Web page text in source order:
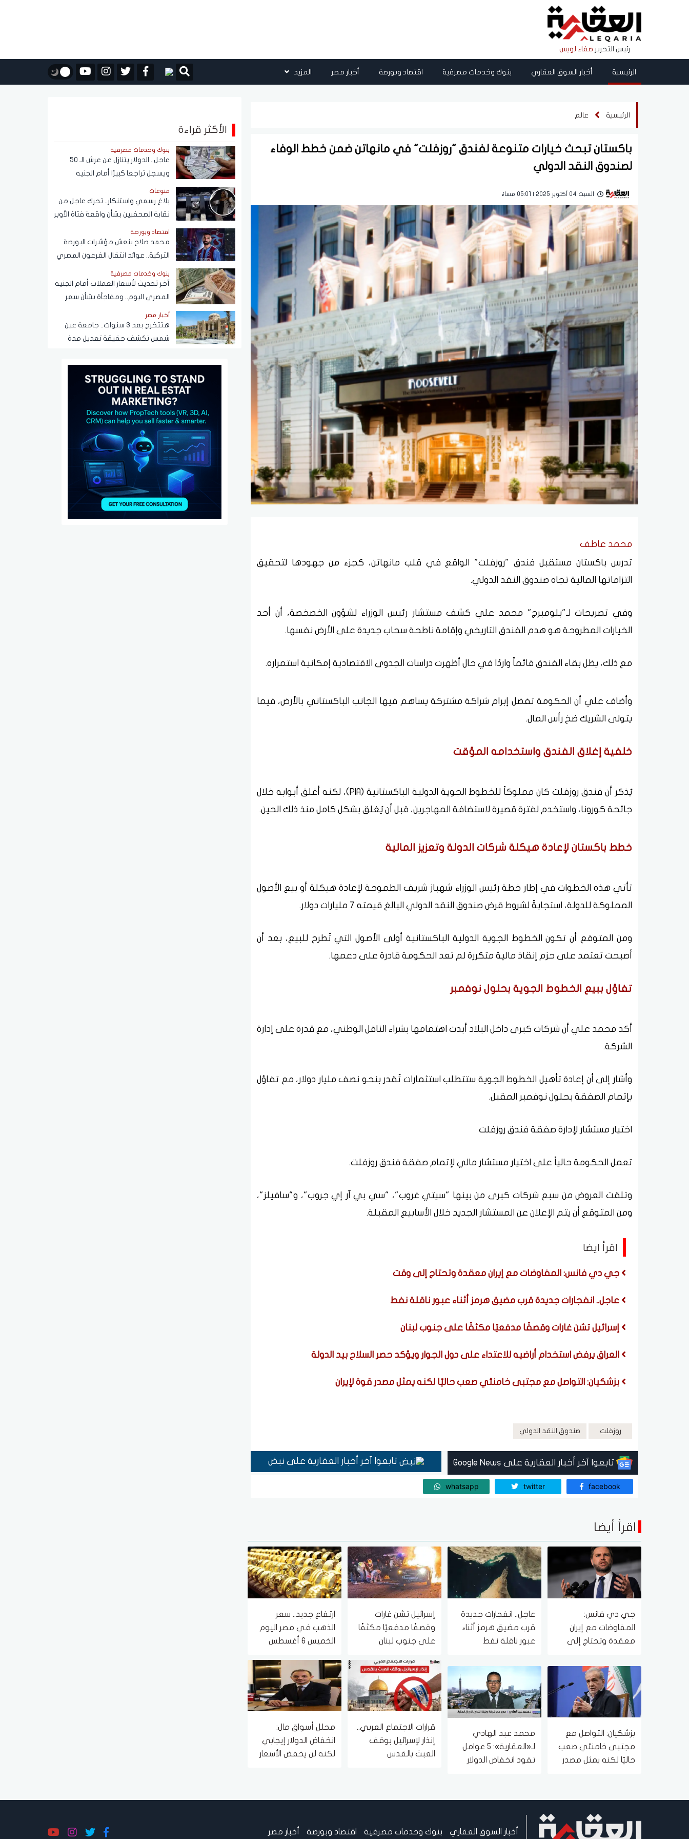
رئيس التحرير صفاء لويس
الرئيسية أخبار السوق العقاري بنوك وخدمات مصرفية اقتصاد وبورصة أخبار مصر المزيد
الرئيسية عالم
باكستان تبحث خيارات متنوعة لفندق "روزفلت" في مانهاتن ضمن خطط الوفاء
لصندوق النقد الدولي
السبت 04 أكتوبر 2025 | 05:01 مساءً
محمد عاطف
تدرس باكستان مستقبل فندق "روزفلت" الواقع في قلب مانهاتن، كجزء من جهودها لتحقيق
التزاماتها المالية تجاه صندوق النقد الدولي.
وفي تصريحات لـ"بلومبرج" محمد علي كشف مستشار رئيس الوزراء لشؤون الخصخصة، أن أحد
الخيارات المطروحة هو هدم الفندق التاريخي وإقامة ناطحة سحاب جديدة على الأرض نفسها.
مع ذلك، يظل بقاء الفندق قائماً واردًا في حال أظهرت دراسات الجدوى الاقتصادية إمكانية استمراره.
وأضاف علي أن الحكومة تفضل إبرام شراكة مشتركة يساهم فيها الجانب الباكستاني بالأرض، فيما
يتولى الشريك ضخ رأس المال.
خلفية إغلاق الفندق واستخدامه المؤقت
يُذكر أن فندق روزفلت كان مملوكاً للخطوط الجوية الدولية الباكستانية (PIA)، لكنه أغلق أبوابه خلال
جائحة كورونا، واستخدم لفترة قصيرة لاستضافة المهاجرين، قبل أن يُغلق بشكل كامل منذ ذلك الحين.
خطط باكستان لإعادة هيكلة شركات الدولة وتعزيز المالية
تأتي هذه الخطوات في إطار خطة رئيس الوزراء شهباز شريف الطموحة لإعادة هيكلة أو بيع الأصول
المملوكة للدولة، استجابةً لشروط قرض صندوق النقد الدولي البالغ قيمته 7 مليارات دولار.
ومن المتوقع أن تكون الخطوط الجوية الدولية الباكستانية أولى الأصول التي تُطرح للبيع، بعد أن
أصبحت تعتمد على حزم إنقاذ مالية متكررة لم تعد الحكومة قادرة على دعمها.
تفاؤل ببيع الخطوط الجوية بحلول نوفمبر
أكد محمد علي أن شركات كبرى داخل البلاد أبدت اهتمامها بشراء الناقل الوطني، مع قدرة على إدارة
الشركة.
وأشار إلى أن إعادة تأهيل الخطوط الجوية ستتطلب استثمارات تُقدر بنحو نصف مليار دولار، مع تفاؤل
بإتمام الصفقة بحلول نوفمبر المقبل.
اختيار مستشار لإدارة صفقة فندق روزفلت
تعمل الحكومة حالياً على اختيار مستشار مالي لإتمام صفقة فندق روزفلت.
وتلقت العروض من سبع شركات كبرى من بينها "سيتي غروب"، "سي بي آر إي جروب"، و"سافيلز"،
ومن المتوقع أن يتم الإعلان عن المستشار الجديد خلال الأسابيع المقبلة.
اقرأ ايضا
جي دي فانس: المفاوضات مع إيران معقدة وتحتاج إلى وقت
عاجل.. انفجارات جديدة قرب مضيق هرمز أثناء عبور ناقلة نفط
إسرائيل تشن غارات وقصفًا مدفعيًا مكثفًا على جنوب لبنان
العراق يرفض استخدام أراضيه للاعتداء على دول الجوار ويؤكد حصر السلاح بيد الدولة
بزشكيان: التواصل مع مجتبى خامنئي صعب حاليًا لكنه يمثل مصدر قوة لإيران
روزفلت صندوق النقد الدولي
تابعوا آخر أخبار العقارية على Google News تابعوا آخر أخبار العقارية على نبض
facebook
twitter
whatsapp
اقرأ أيضا
جي دي فانس:
المفاوضات مع إيران
معقدة وتحتاج إلى
عاجل.. انفجارات جديدة
قرب مضيق هرمز أثناء
عبور ناقلة نفط
إسرائيل تشن غارات
وقصفًا مدفعيًا مكثفًا
على جنوب لبنان
ارتفاع جديد.. سعر
الذهب في مصر اليوم
الخميس 6 أغسطس
بزشكيان: التواصل مع
مجتبى خامنئي صعب
حاليًا لكنه يمثل مصدر
محمد عبد الهادي
لـ«العقارية»: 5 عوامل
تقود انخفاض الدولار
قرارات الاجتماع العربي..
إنذار لإسرائيل بوقف
العبث بالقدس
محلل أسواق مال:
انخفاض الدولار إيجابي
لكنه لن يخفض الأسعار
الأكثر قراءة
بنوك وخدمات مصرفية
عاجل.. الدولار يتنازل عن عرش الـ 50
ويسجل تراجعا كبيرًا أمام الجنيه
المصري
منوعات
بلاغ رسمي واستنكار.. تحرك عاجل من
نقابة الصحفيين بشأن واقعة فتاة الأوبر
اقتصاد وبورصة
محمد صلاح ينعش مؤشرات البورصة
التركية.. عوائد انتقال الفرعون المصري
بنوك وخدمات مصرفية
آخر تحديث لأسعار العملات أمام الجنيه
المصري اليوم.. ومفاجأة بشأن سعر
الدولار قريبًا
أخبار مصر
هتتخرج بعد 3 سنوات.. جامعة عين
شمس تكشف حقيقة تعديل مدة
أخبار السوق العقاري بنوك وخدمات مصرفية اقتصاد وبورصة أخبار مصر